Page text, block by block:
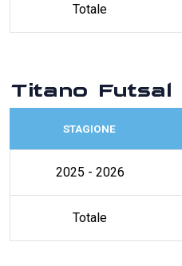
Totale
Titano Futsal
STAGIONE
2025 - 2026
Totale